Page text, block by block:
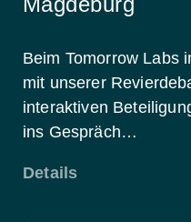
Beim Tomorrow Labs
mit unserer
interaktiven
ins Gespräch…
Details